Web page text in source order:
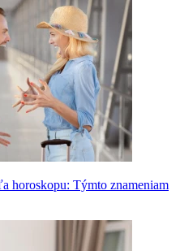
horoskopu: Týmto znameniam